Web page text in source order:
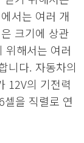
서는 여러 개
크기에 상관
위해서는 여러
니다. 자동차의
12V의 기전력
을 직렬로 연